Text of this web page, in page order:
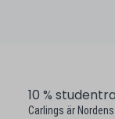
10 %
Carlings är